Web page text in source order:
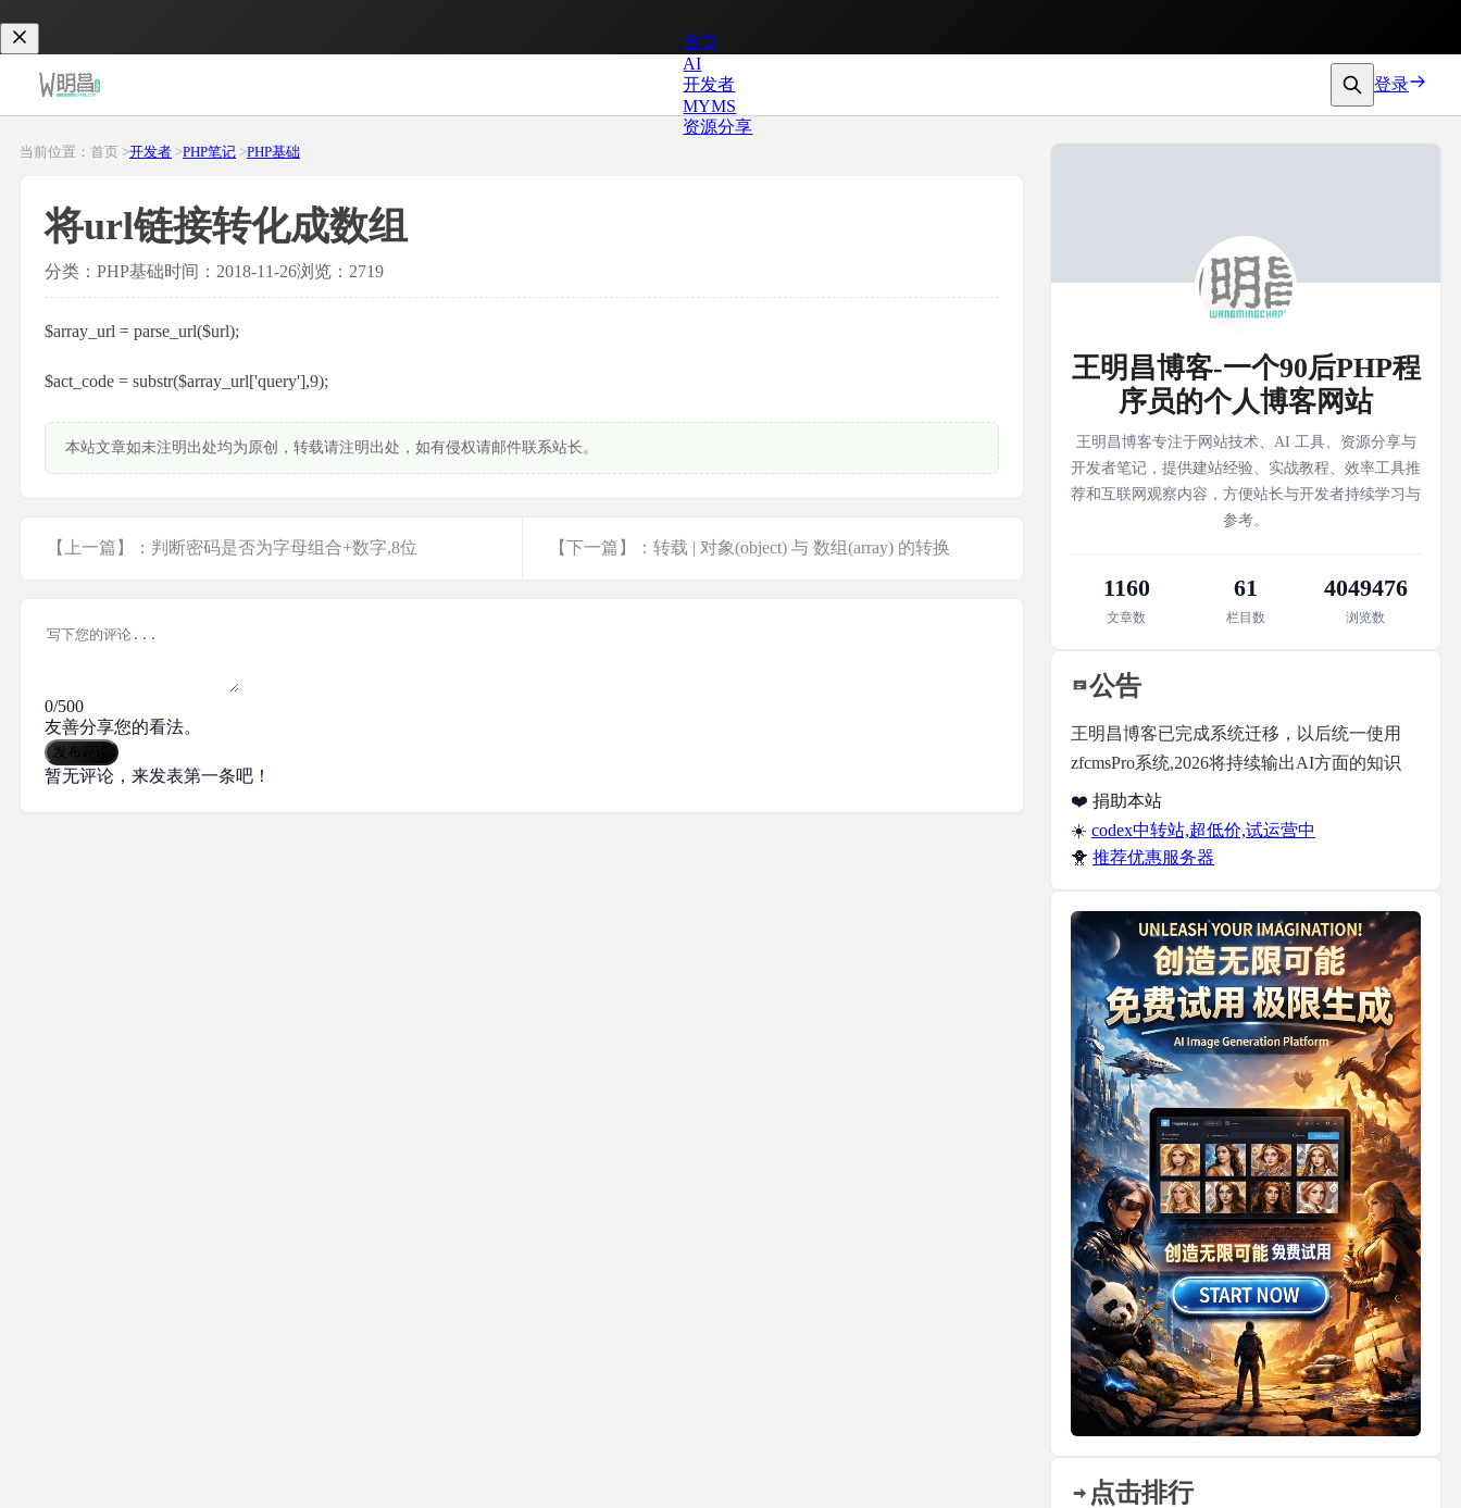
首页
AI
开发者
MYMS
资源分享
登录
当前位置：首页 >开发者 >PHP笔记 >PHP基础
将url链接转化成数组
分类：PHP基础时间：2018-11-26浏览：2719
$array_url = parse_url($url);
$act_code = substr($array_url['query'],9);
本站文章如未注明出处均为原创，转载请注明出处，如有侵权请邮件联系站长。
【上一篇】：判断密码是否为字母组合+数字,8位 【下一篇】：转载 | 对象(object) 与 数组(array) 的转换
0/500
友善分享您的看法。
发布评论
暂无评论，来发表第一条吧！
王明昌博客-一个90后PHP程
序员的个人博客网站
王明昌博客专注于网站技术、AI 工具、资源分享与
开发者笔记，提供建站经验、实战教程、效率工具推
荐和互联网观察内容，方便站长与开发者持续学习与
参考。
1160
文章数
61
栏目数
4049476
浏览数
公告
王明昌博客已完成系统迁移，以后统一使用
zfcmsPro系统,2026将持续输出AI方面的知识
❤️ 捐助本站
☀️ codex中转站,超低价,试运营中
🐥 推荐优惠服务器
点击排行